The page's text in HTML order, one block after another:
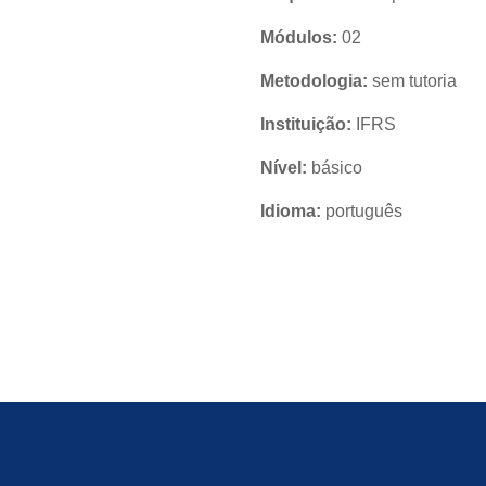
Módulos: 02
Metodologia: sem tutoria
Instituição: IFRS
Nível: básico
Idioma: português